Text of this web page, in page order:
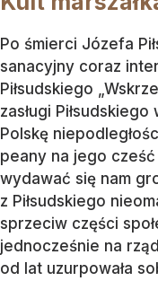
Po śmierci Józefa
sanacyjny coraz
Piłsudskiego
zasługi
Polskę
peany na jego
wydawać się nam
z Piłsudskiego
sprzeciw części
jednocześnie na
od lat uzurpowała